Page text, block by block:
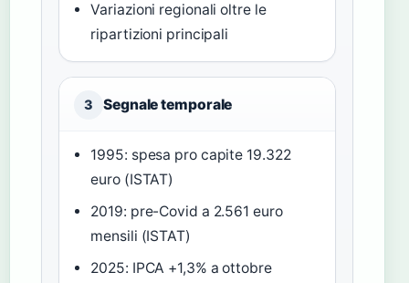
Variazioni regionali oltre le
ripartizioni principali
3 Segnale temporale
1995: spesa pro capite 19.322
euro (ISTAT)
2019: pre-Covid a 2.561 euro
mensili (ISTAT)
2025: IPCA +1,3% a ottobre